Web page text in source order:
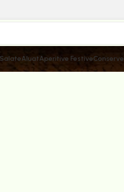
SalateAluatAperitive FestiveConserve